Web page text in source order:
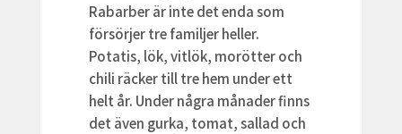
Rabarber är inte det enda som
försörjer tre familjer heller.
Potatis, lök, vitlök, morötter och
chili räcker till tre hem under ett
helt år. Under några månader finns
det även gurka, tomat, sallad och